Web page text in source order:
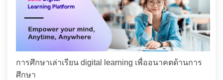
การศึกษาเล่าเรียน digital learning เพื่ออนาคตด้านการ
ศึกษา